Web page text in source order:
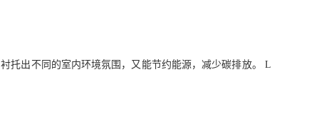
托出不同的室内环境氛围，又能节约能源，减少碳排放。 L